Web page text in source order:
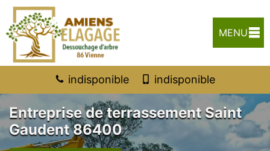
MENU
indisponible indisponible
Entreprise de terrassement Saint
Gaudent 86400